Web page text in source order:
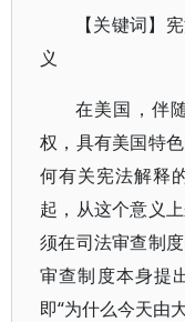
【关键词】
义
在美国，伴
权，具有美国特
何有关宪法解释
起，从这个意义
须在司法审查制
审查制度本身提
即“为什么今天由